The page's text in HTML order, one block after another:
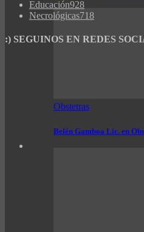
Obstetras
Belén Gamboa Lic. en
Educación928
Necrológicas718
:) SEGUINOS EN REDES